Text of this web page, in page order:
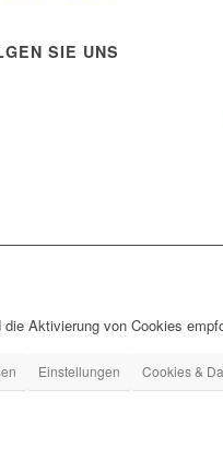
SIE UNS
Aktivierung von Cookies
Einstellungen Cookies &